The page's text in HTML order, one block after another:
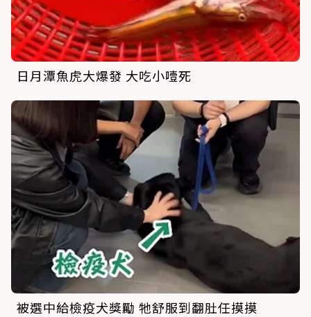
日月潭魚虎大爆發 大吃小噎死
被選中給檢疫犬獎勵 牠舒服到翻肚任摸摸